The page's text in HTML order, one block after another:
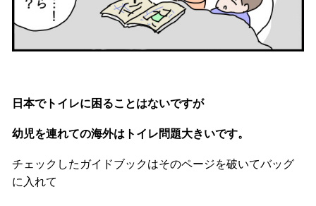
日本でトイレに困ることはないですが
幼児を連れての海外はトイレ問題大きいです。
チェックしたガイドブックはそのページを破いてバッグ
に入れて